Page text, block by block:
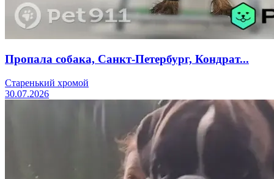
Пропала собака, Санкт-Петербург, Кондрат...
Старенький хромой
30.07.2026